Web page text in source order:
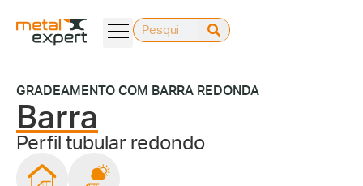
GRADEAMENTO COM BARRA REDONDA
Barra
Perfil tubular redondo